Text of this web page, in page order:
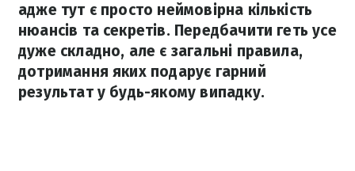
адже тут є просто неймовірна кількість
нюансів та секретів. Передбачити геть усе
дуже складно, але є загальні правила,
дотримання яких подарує гарний
результат у будь-якому випадку.